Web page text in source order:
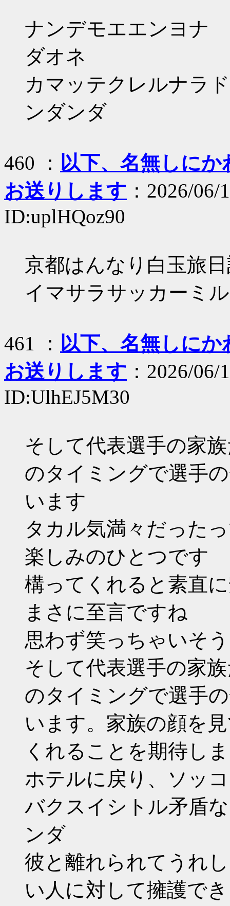
ナンデモエエンヨナ
ダオネ
カマッテクレルナラ
ンダンダ
460 ： 以下、名無しに
お送りします ：2026/
ID:uplHQoz90
京都はんなり白玉旅
イマサラサッカーミ
461 ： 以下、名無しに
お送りします ：2026/
ID:UlhEJ5M30
そして代表選手の家
のタイミングで選手
います
タカル気満々だった
楽しみのひとつです
構ってくれると素直
まさに至言ですね
思わず笑っちゃいそ
そして代表選手の家
のタイミングで選手
います。家族の顔を
くれることを期待し
ホテルに戻り、ソッ
バクスイシトル矛盾
ンダ
彼と離れられてうれ
い人に対して擁護で